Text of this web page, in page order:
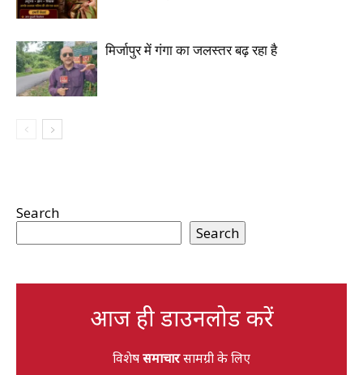
मिर्जापुर में गंगा का जलस्तर बढ़ रहा है
Search
Search
आज ही डाउनलोड करें
विशेषसमाचारसामग्री के लिए